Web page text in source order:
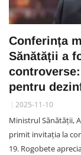
Conferința
Sănătății a
pentru
2025-11-10
Ministrul Sănătății,
primit invitația la
19. Rogobete